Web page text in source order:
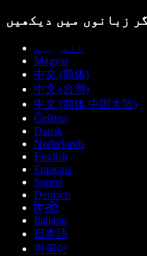
زبانوں میں دیکھیں
العربية
Magyar
中文 (简体)
中文 (台灣)
中文 (简体 中国大陆)
Čeština
Dansk
Nederlands
English
Français
Suomi
Deutsch
हिन्दी
Italiano
日本語
한국어